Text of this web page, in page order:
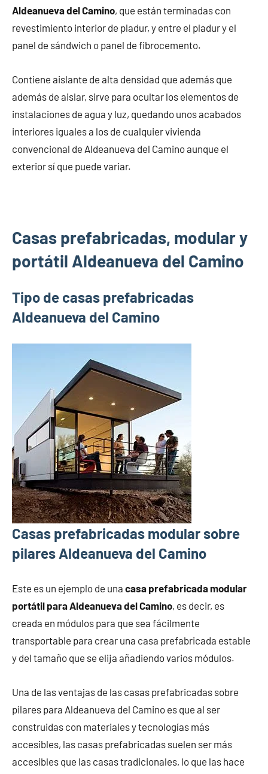
Aldeanueva del Camino, que están terminadas con
revestimiento interior de pladur, y entre el pladur y el
panel de sándwich o panel de fibrocemento.
Contiene aislante de alta densidad que además que
además de aislar, sirve para ocultar los elementos de
instalaciones de agua y luz, quedando unos acabados
interiores iguales a los de cualquier vivienda
convencional de Aldeanueva del Camino aunque el
exterior sí que puede variar.
Casas prefabricadas, modular y
portátil Aldeanueva del Camino
Tipo de casas prefabricadas
Aldeanueva del Camino
Casas prefabricadas modular sobre
pilares Aldeanueva del Camino
Este es un ejemplo de una casa prefabricada modular
portátil para Aldeanueva del Camino, es decir, es
creada en módulos para que sea fácilmente
transportable para crear una casa prefabricada estable
y del tamaño que se elija añadiendo varios módulos.
Una de las ventajas de las casas prefabricadas sobre
pilares para Aldeanueva del Camino es que al ser
construidas con materiales y tecnologías más
accesibles, las casas prefabricadas suelen ser más
accesibles que las casas tradicionales, lo que las hace